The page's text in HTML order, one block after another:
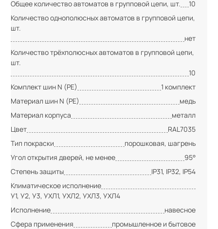
Общее количество автоматов в групповой цепи, шт.
10
Количество однополюсных автоматов в групповой цепи,
шт.
нет
Количество трёхполюсных автоматов в групповой цепи,
шт.
10
Комплект шин N (PE)
1 комплект
Материал шин N (PE)
медь
Материал корпуса
металл
Цвет
RAL7035
Тип покраски
порошковая, шагрень
Угол открытия дверей, не менее
95°
Степень защиты
IP31, IP32, IP54
Климатическое исполнение
У1, У2, У3, УХЛ1, УХЛ2, УХЛ3, УХЛ4
Исполнение
навесное
Сфера применения
промышленное и бытовое